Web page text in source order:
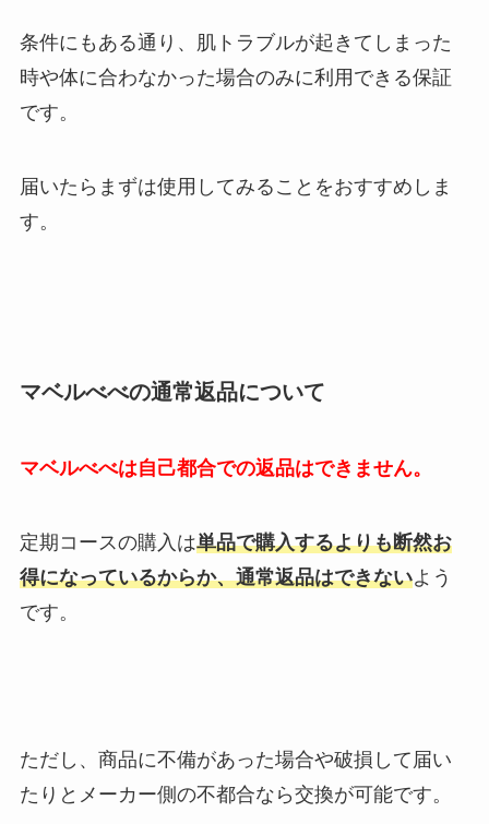
条件にもある通り、肌トラブルが起きてしまった
時や体に合わなかった場合のみに利用できる保証
です。
届いたらまずは使用してみることをおすすめしま
す。
マベルべべの通常返品について
マベルべべは自己都合での返品はできません。
定期コースの購入は単品で購入するよりも断然お
得になっているからか、通常返品はできないよう
です。
ただし、商品に不備があった場合や破損して届い
たりとメーカー側の不都合なら交換が可能です。